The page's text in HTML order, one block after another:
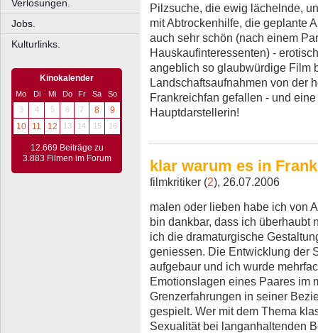
Verlosungen.
Jobs.
Kulturlinks.
Kinokalender
Mo Di Mi Do Fr Sa
So
3
4 5 6 7 8
9
10
11 12 13 14 15 16
12.669 Beiträge zu
3.883 Filmen im Forum
Pilzsuche, die ewig lächelnde,
mit Abtrockenhilfe, die geplante
auch sehr schön (nach einem
Hauskaufinteressenten) -
angeblich so glaubwürdige Film
Landschaftsaufnahmen von der
Frankreichfan gefallen - und
Hauptdarstellerin!
klar warum es in
filmkritiker (2), 26.07.2006
malen oder lieben habe ich von
bin dankbar, dass ich überhaubt
ich die dramaturgische
geniessen. Die Entwicklung der
aufgebaur und ich wurde
Emotionslagen eines Paares im
Grenzerfahrungen in seiner
gespielt. Wer mit dem Thema
Sexualität bei langanhaltenden